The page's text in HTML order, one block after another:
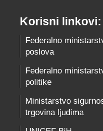
Korisni linkovi:
Federalno
poslova
Federalno
politike
Ministarstvo
trgovina ljudima